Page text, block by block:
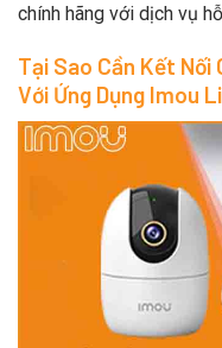
chính hãng với dịch vụ
Tại Sao Cần Kết
Với Ứng Dụng Imou